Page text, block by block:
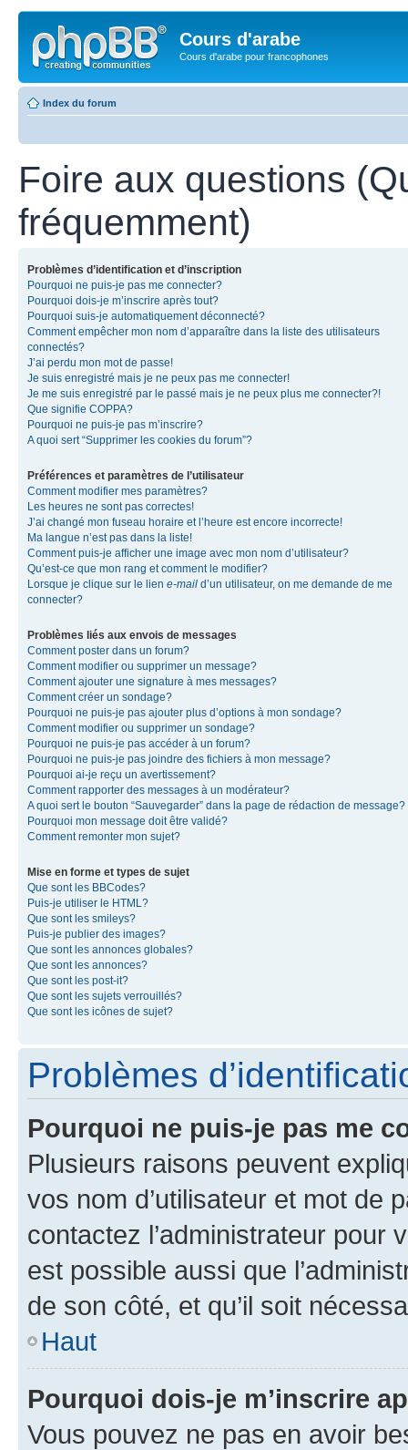
Cours d'arabe
Cours d'arabe pour francophones
Index du forum
Foire aux questions
fréquemment)
Problèmes d’identification et d’inscription
Pourquoi ne puis-je pas me connecter?
Pourquoi dois-je m’inscrire après tout?
Pourquoi suis-je automatiquement déconnecté?
Comment empêcher mon nom d’apparaître dans la liste des utilisateurs
connectés?
J’ai perdu mon mot de passe!
Je suis enregistré mais je ne peux pas me connecter!
Je me suis enregistré par le passé mais je ne peux plus me connecter?!
Que signifie COPPA?
Pourquoi ne puis-je pas m’inscrire?
A quoi sert “Supprimer les cookies du forum”?
Préférences et paramètres de l’utilisateur
Comment modifier mes paramètres?
Les heures ne sont pas correctes!
J’ai changé mon fuseau horaire et l’heure est encore incorrecte!
Ma langue n’est pas dans la liste!
Comment puis-je afficher une image avec mon nom d’utilisateur?
Qu’est-ce que mon rang et comment le modifier?
Lorsque je clique sur le lien e-mail d’un utilisateur, on me demande de me
connecter?
Problèmes liés aux envois de messages
Comment poster dans un forum?
Comment modifier ou supprimer un message?
Comment ajouter une signature à mes messages?
Comment créer un sondage?
Pourquoi ne puis-je pas ajouter plus d’options à mon sondage?
Comment modifier ou supprimer un sondage?
Pourquoi ne puis-je pas accéder à un forum?
Pourquoi ne puis-je pas joindre des fichiers à mon message?
Pourquoi ai-je reçu un avertissement?
Comment rapporter des messages à un modérateur?
A quoi sert le bouton “Sauvegarder” dans la page de rédaction de message?
Pourquoi mon message doit être validé?
Comment remonter mon sujet?
Mise en forme et types de sujet
Que sont les BBCodes?
Puis-je utiliser le HTML?
Que sont les smileys?
Puis-je publier des images?
Que sont les annonces globales?
Que sont les annonces?
Que sont les post-it?
Que sont les sujets verrouillés?
Que sont les icônes de sujet?
Problèmes
Pourquoi ne puis-je pas me
Plusieurs raisons peuvent
vos nom d’utilisateur et mot de
contactez l’administrateur pour
est possible aussi que
de son côté, et qu’il soit
Haut
Pourquoi dois-je m’inscrire
Vous pouvez ne pas en avoir